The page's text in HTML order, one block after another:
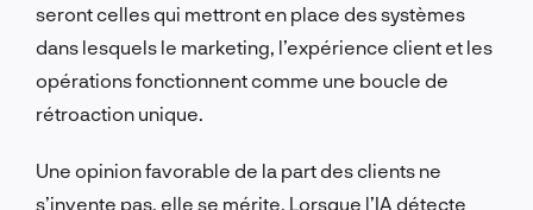
seront celles qui mettront en place des systèmes
dans lesquels le marketing, l’expérience client et les
opérations fonctionnent comme une boucle de
rétroaction unique.
Une opinion favorable de la part des clients ne
s’invente pas, elle se mérite. Lorsque l’IA détecte